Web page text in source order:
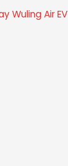
Wuling Air EV